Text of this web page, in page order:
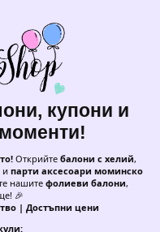
купони и
Открийте балони с хелий,
и парти аксесоари моминско
нашитефолиеви балони,
🎉
| Достъпни цени